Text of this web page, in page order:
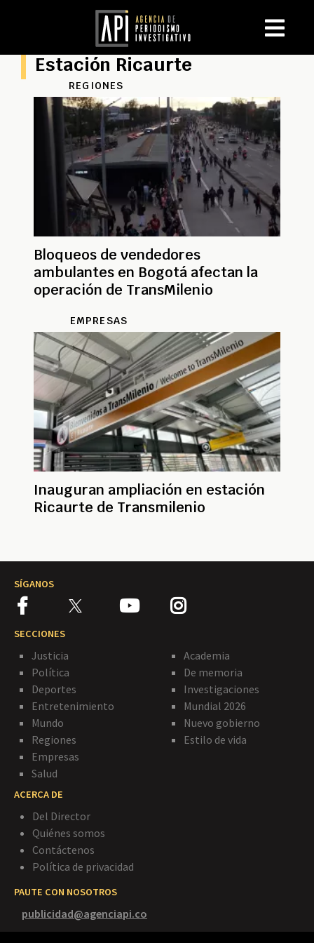
Estación Ricaurte
REGIONES
Bloqueos de vendedores
ambulantes en Bogotá afectan la
operación de TransMilenio
EMPRESAS
Inauguran ampliación en estación
Ricaurte de Transmilenio
SÍGANOS
SECCIONES
Justicia
Política
Deportes
Entretenimiento
Mundo
Regiones
Empresas
Salud
Academia
De memoria
Investigaciones
Mundial 2026
Nuevo gobierno
Estilo de vida
ACERCA DE
Del Director
Quiénes somos
Contáctenos
Política de privacidad
PAUTE CON NOSOTROS
publicidad@agenciapi.co